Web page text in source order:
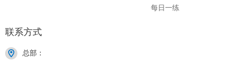
每日一练
联系方式
总部：